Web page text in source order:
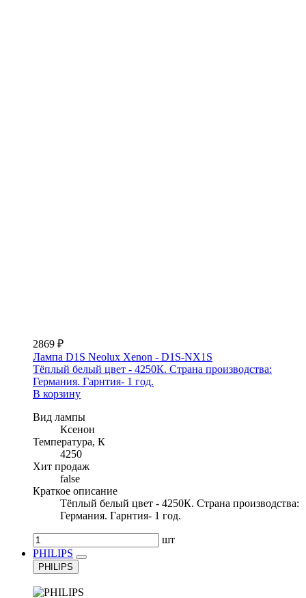
2869 ₽
Лампа D1S Neolux Xenon - D1S-NX1S
Тёплый белый цвет - 4250К. Страна производства:
Германия. Гарнтия- 1 год.
В корзину
Вид лампы
Ксенон
Температура, К
4250
Хит продаж
false
Краткое описание
Тёплый белый цвет - 4250К. Страна производства:
Германия. Гарнтия- 1 год.
шт
PHILIPS
PHILIPS